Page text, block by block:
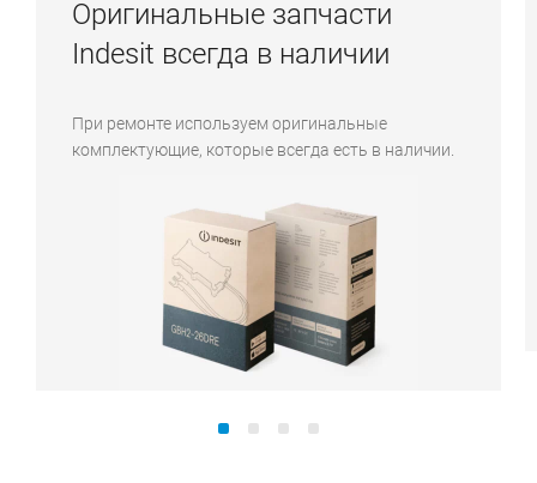
Оригинальные запчасти
Indesit всегда в наличии
При ремонте используем оригинальные
комплектующие, которые всегда есть в наличии.